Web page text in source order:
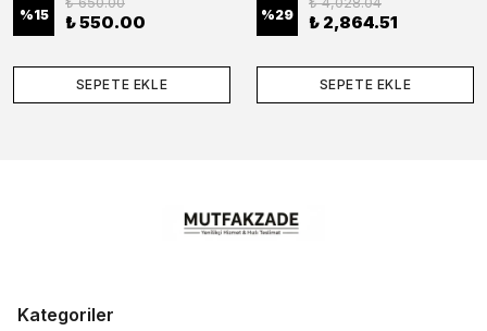
%15 ₺ 550.00
SEPETE EKLE
%29 ₺ 2,864.51
SEPETE EKLE
Kategoriler